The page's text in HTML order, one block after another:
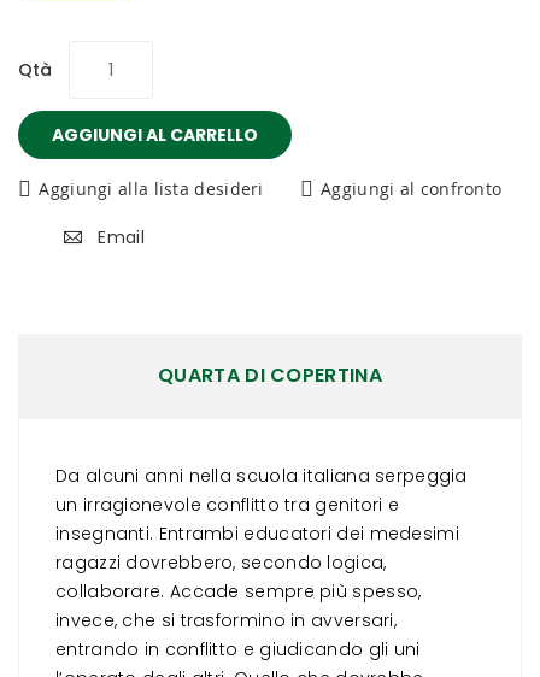
Qtà
AGGIUNGI AL CARRELLO
Aggiungi alla lista desideri Aggiungi al confronto
Email
QUARTA DI COPERTINA
Da alcuni anni nella scuola italiana serpeggia
un irragionevole conflitto tra genitori e
insegnanti. Entrambi educatori dei medesimi
ragazzi dovrebbero, secondo logica,
collaborare. Accade sempre più spesso,
invece, che si trasformino in avversari,
entrando in conflitto e giudicando gli uni